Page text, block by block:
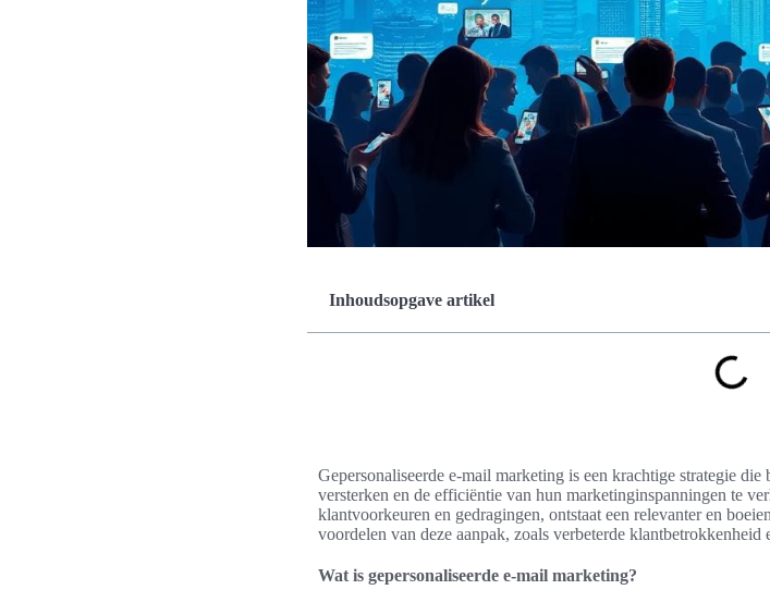
Inhoudsopgave artikel
Gepersonaliseerde e-mail marketing is een krachtige strategie
versterken en de efficiëntie van hun marketinginspanningen te
klantvoorkeuren en gedragingen, ontstaat een relevanter en
voordelen van deze aanpak, zoals verbeterde klantbetrokkenheid
Wat is gepersonaliseerde e-mail marketing?